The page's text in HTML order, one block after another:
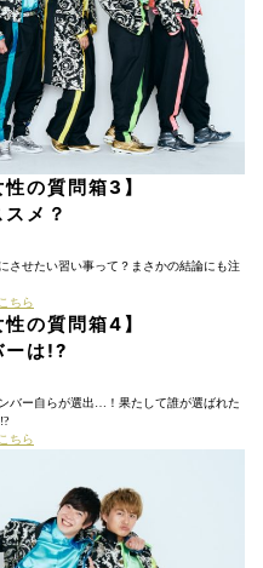
の質問箱3】
メ？
させたい習い事って？まさかの結論にも注
こちら
の質問箱4】
ーは!?
バー自らが選出…！果たして誰が選ばれた
こちら